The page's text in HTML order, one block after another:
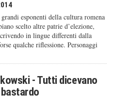
esponenti della cultura romena
scelto altre patrie d’elezione,
in lingue differenti dalla
qualche riflessione. Personaggi
- Tutti dicevano